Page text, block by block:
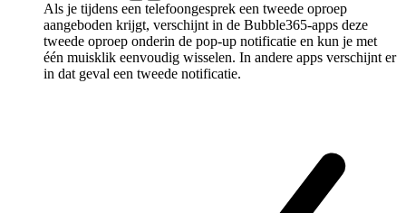
Als je tijdens een telefoongesprek een tweede oproep
aangeboden krijgt, verschijnt in de Bubble365-apps deze
tweede oproep onderin de pop-up notificatie en kun je met
één muisklik eenvoudig wisselen. In andere apps verschijnt er
in dat geval een tweede notificatie.